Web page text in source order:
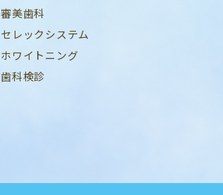
審美歯科
セレックシステム
ホワイトニング
歯科検診